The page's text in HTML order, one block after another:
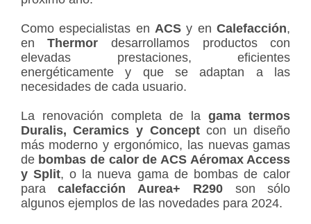
Como especialistas en ACSy enCalefacción,
enThermor desarrollamos productos con
elevadas prestaciones, eficientes
energéticamente y que se adaptan a las
necesidades de cada usuario.
La renovación completa de la gama termos
Duralis, Ceramics y Conceptcon un diseño
más moderno y ergonómico, las nuevas gamas
de bombas de calor de ACS Aéromax Access
y Split, o la nueva gama de bombas de calor
para calefacción Aurea+ R290son sólo
algunos ejemplos de las novedades para 2024.